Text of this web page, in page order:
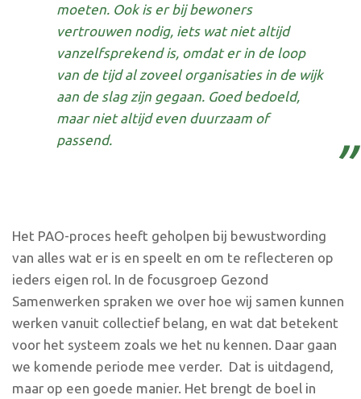
moeten. Ook is er bij bewoners
vertrouwen nodig, iets wat niet altijd
vanzelfsprekend is, omdat er in de loop
van de tijd al zoveel organisaties in de wijk
aan de slag zijn gegaan. Goed bedoeld,
maar niet altijd even duurzaam of
passend.
Het PAO-proces heeft geholpen bij bewustwording
van alles wat er is en speelt en om te reflecteren op
ieders eigen rol. In de focusgroep Gezond
Samenwerken spraken we over hoe wij samen kunnen
werken vanuit collectief belang, en wat dat betekent
voor het systeem zoals we het nu kennen. Daar gaan
we komende periode mee verder. Dat is uitdagend,
maar op een goede manier. Het brengt de boel in